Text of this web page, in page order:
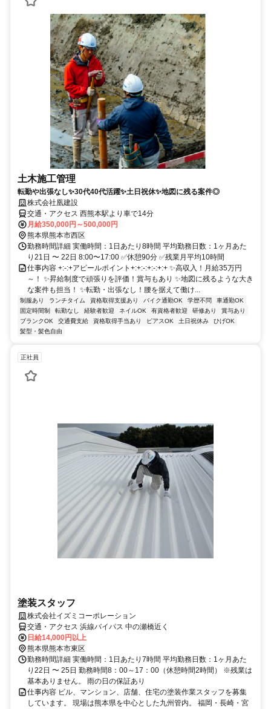
土木施工管理
転勤や出張なし✨30代40代活躍✨土日祝休✨地図に残る案件◎
株式会社凰建設
交通・アクセス 西熊本駅より車で14分
月給350,000円～500,000円
熊本県熊本市西区
勤務時間詳細 実働時間：1日あたり8時間 平均勤務日数：1ヶ月あた
り21日 〜 22日 8:00〜17:00 ✅休憩90分 ✅残業月平均10時間
仕事内容 +:-:+アピールポイント+:+:-:+:-:+:+ ✨高収入！月給35万円
～！ ✨昇給制度で頑張りを評価！賞与もあり ✨地図に残るような大き
な案件も担当！ ✨転勤・出張なし！腰を据えて働け...
制服あり ランチタイム 資格取得支援あり バイク通勤OK 学歴不問
車通勤OK
固定時間制
転勤なし 経験者歓迎 ネイルOK 有資格者歓迎 研修あり
賞与あり
ブランクOK
交通費支給 資格取得手当あり ピアスOK 土日祝休み
ひげOK
髪型・髪色自由
正社員
塗装スタッフ
株式会社イズミコーポレーション
交通・アクセス 浜線バイパス 中の瀬橋近く
日給14,000円以上
熊本県熊本市東区
勤務時間詳細 実働時間：1日あたり7時間 平均勤務日数：1ヶ月あた
り22日 〜 25日 勤務時間8：00～17：00（休憩時間2時間） ※残業は
基本ありません。 雨の日の保証あり
仕事内容 ビル、マンション、店舗、住宅の塗装作業スタッフを募集
しています。 現場は熊本県を中心とした九州管内。 福岡・長崎・宮